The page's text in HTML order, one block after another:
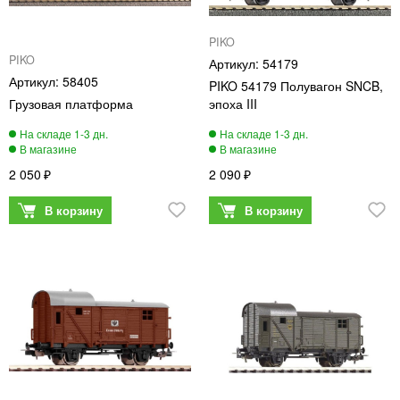
PIKO
58405
Грузовая платформа
2 050
PIKO
54179
PIKO 54179 Полувагон SNCB,
эпоха III
2 090